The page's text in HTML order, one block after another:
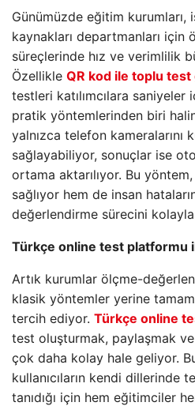
Günümüzde eğitim kurumları,
kaynakları departmanları için
süreçlerinde hız ve verimlilik
Özellikle QR kod ile toplu
testleri katılımcılara saniyeler
pratik yöntemlerinden biri
yalnızca telefon kameralarını
sağlayabiliyor, sonuçlar ise
ortama aktarılıyor. Bu
sağlıyor hem de insan
değerlendirme sürecini
Türkçe online test platformu
Artık kurumlar ölçme-
klasik yöntemler yerine
tercih ediyor. Türkçe online
test oluşturmak, paylaşmak
çok daha kolay hale geliyor.
kullanıcıların kendi dillerinde
tanıdığı için hem eğitimciler